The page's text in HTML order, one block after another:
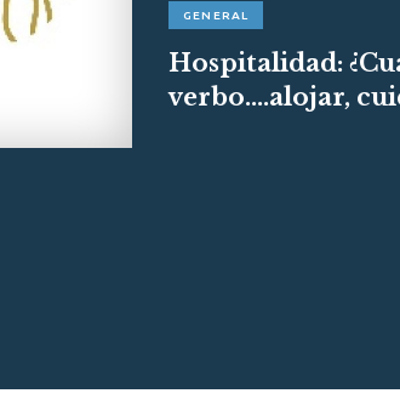
GENERAL
Hospitalidad:
verbo....alojar,